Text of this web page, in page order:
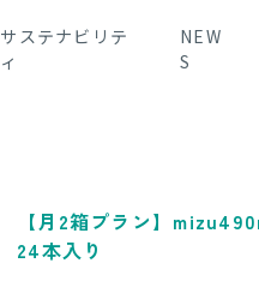
サステナビリテ
ィ
NEW
S
【月2箱プラン】
24本入り